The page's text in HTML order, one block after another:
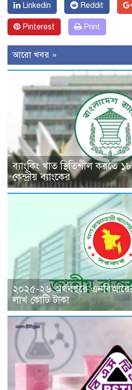
Linkedin Reddit
Pinterest Print
আরো খবর »
ব্যাংকিং খাত স্থিতিশীল করতে
কেন্দ্রীয় ব্যাংকের
২০২৫-২৬ অর্থবছরে
লাখ কোটি টাকা